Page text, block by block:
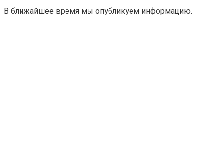
В ближайшее время мы опубликуем информацию.